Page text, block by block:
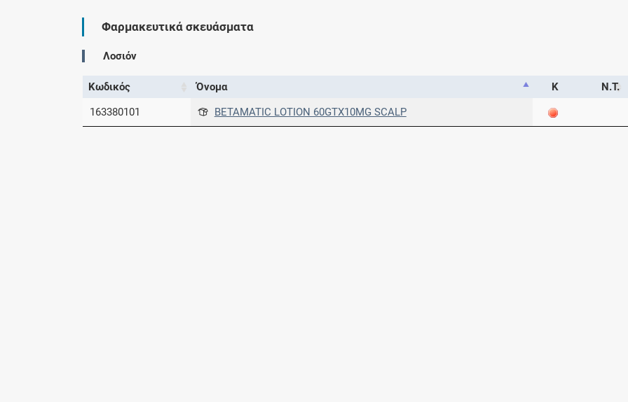
πορείας του Galinos.gr από το 2011 μέχρι
σήμερα
Φαρμακευτικά σκευάσματα
Λοσιόν
Κωδικός Όνομα Κ Ν.Τ.
163380101
BETAMATIC LOTION 60GTX10MG SCALP